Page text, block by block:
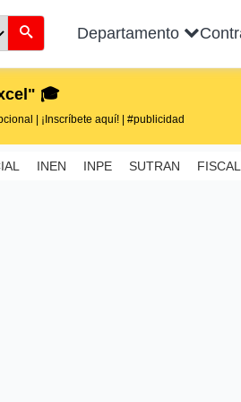
Departamento
🎓
| ¡Inscríbete aquí! | #publicidad
INEN INPE SUTRAN